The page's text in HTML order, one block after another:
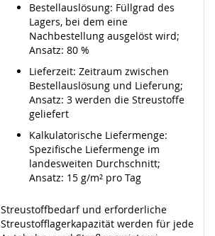
Bestellauslösung: Füllgrad des
Lagers, bei dem eine
Nachbestellung ausgelöst wird;
Ansatz: 80 %
Lieferzeit: Zeitraum zwischen
Bestellauslösung und Lieferung;
Ansatz: 3 werden die Streustoffe
geliefert
Kalkulatorische Liefermenge:
Spezifische Liefermenge im
landesweiten Durchschnitt;
Ansatz: 15 g/m² pro Tag
Streustoffbedarf und erforderliche
Streustofflagerkapazität werden für jede